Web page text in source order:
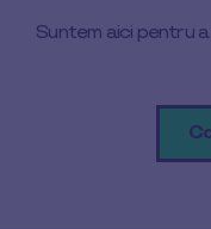
Suntem aici pentru